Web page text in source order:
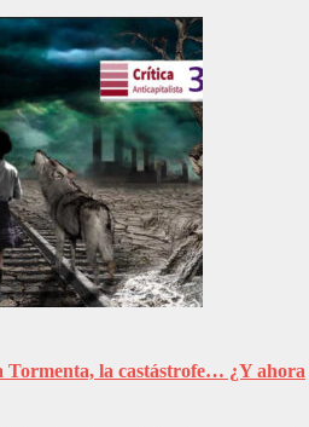
la castástrofe… ¿Y ahora